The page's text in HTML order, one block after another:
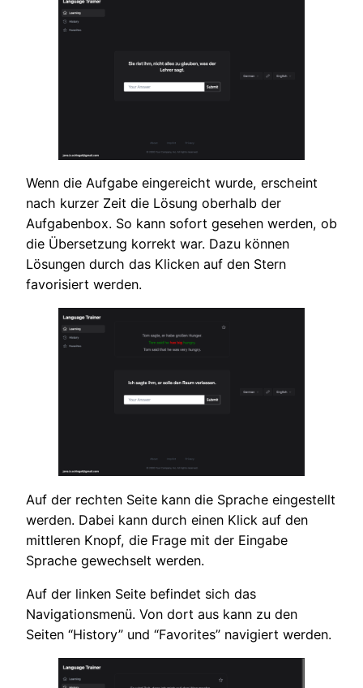
Wenn die Aufgabe eingereicht wurde, erscheint
nach kurzer Zeit die Lösung oberhalb der
Aufgabenbox. So kann sofort gesehen werden, ob
die Übersetzung korrekt war. Dazu können
Lösungen durch das Klicken auf den Stern
favorisiert werden.
Auf der rechten Seite kann die Sprache eingestellt
werden. Dabei kann durch einen Klick auf den
mittleren Knopf, die Frage mit der Eingabe
Sprache gewechselt werden.
Auf der linken Seite befindet sich das
Navigationsmenü. Von dort aus kann zu den
Seiten “History” und “Favorites” navigiert werden.